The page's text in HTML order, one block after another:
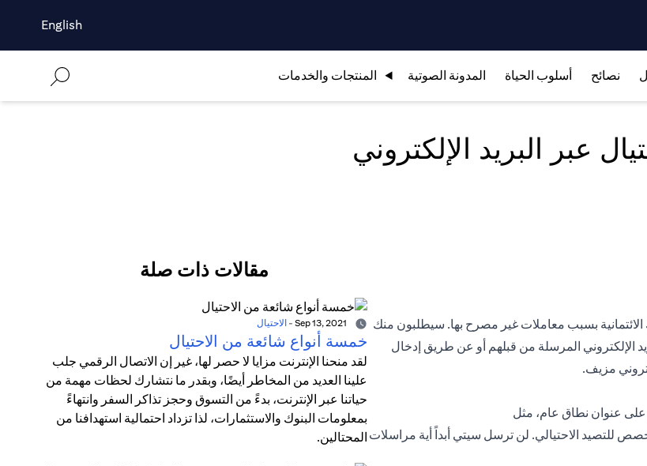
English
نصائح أسلوب الحياة المدونة الصوتية المنتجات والخدمات
عبر البريد الإلكتروني
بسبب معاملات غير مصرح بها. سيطلبون منك
الإلكتروني المرسلة من قبلهم أو عن طريق إدخال
مزيف.
على عنوان نطاق عام، مثل
مخصص للتصيد الاحتيالي. لن ترسل سيتي أبداً أية مراسلات
مقالات ذات صلة
- الاحتيال
خمسة أنواع شائعة من الاحتيال
لقد منحنا الإنترنت مزايا لا حصر لها، غير إن الاتصال الرقمي جلب
علينا العديد من المخاطر أيضًا، وبقدر ما نتشارك لحظات مهمة من
حياتنا عبر الإنترنت، بدءً من التسوق وحجز تذاكر السفر وانتهاءً
بمعلومات البنوك والاستثمارات، لذا تزداد احتمالية استهدافنا من
المحتالين.